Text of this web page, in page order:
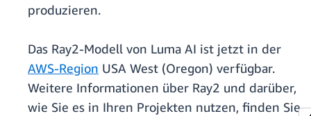
produzieren.
Das Ray2-Modell von Luma AI ist jetzt in der
AWS-Region USA West (Oregon) verfügbar.
Weitere Informationen über Ray2 und darüber,
wie Sie es in Ihren Projekten nutzen, finden Sie